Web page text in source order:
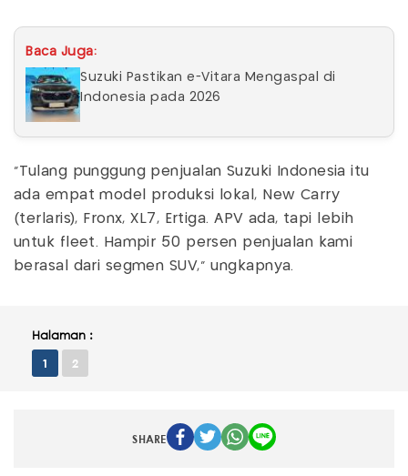
Baca Juga:
Suzuki Pastikan e-Vitara Mengaspal di
Indonesia pada 2026
“Tulang punggung penjualan Suzuki Indonesia itu
ada empat model produksi lokal, New Carry
(terlaris), Fronx, XL7, Ertiga. APV ada, tapi lebih
untuk fleet. Hampir 50 persen penjualan kami
berasal dari segmen SUV," ungkapnya.
Halaman :
1 2
SHARE